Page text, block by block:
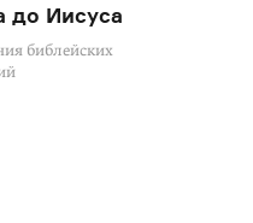
до Иисуса
библейских